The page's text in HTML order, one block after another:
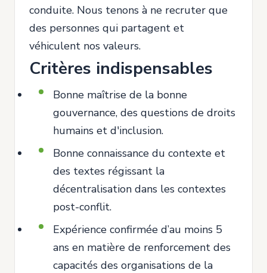
conduite. Nous tenons à ne recruter que
des personnes qui partagent et
véhiculent nos valeurs.
Critères indispensables
Bonne maîtrise de la bonne
gouvernance, des questions de droits
humains et d'inclusion.
Bonne connaissance du contexte et
des textes régissant la
décentralisation dans les contextes
post-conflit.
Expérience confirmée d’au moins 5
ans en matière de renforcement des
capacités des organisations de la